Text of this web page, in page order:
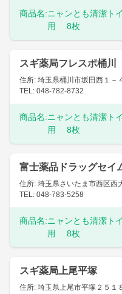
商品名:ニャンとも清潔
用 8枚
スギ薬局フレスポ桶川
住所: 埼玉県桶川市坂田西１－
TEL: 048-782-8732
商品名:ニャンとも清潔
用 8枚
富士薬品ドラッグセイ
住所: 埼玉県さいたま市西区西
TEL: 048-783-5258
商品名:ニャンとも清潔
用 8枚
スギ薬局上尾平塚
住所: 埼玉県上尾市平塚２５１